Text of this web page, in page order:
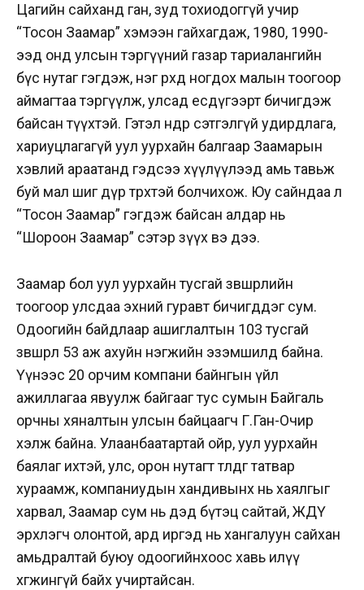
Цагийн сайханд ган, зуд тохиодоггүй учир
“Тосон Заамар” хэмээн гайхагдаж, 1980, 1990-
ээд онд улсын тэргүүний газар тариалангийн
бүс нутаг гэгдэж, нэг өрхөд ногдох малын тоогоор
аймагтаа тэргүүлж, улсад есдүгээрт бичигдэж
байсан түүхтэй. Гэтэл өнөөдөр сэтгэлгүй удирдлага,
хариуцлагагүй уул уурхайн балгаар Заамарын
хэвлий араатанд гэдсээ хүүлүүлээд амь тавьж
буй мал шиг дүр төрхтэй болчихож. Юу сайндаа л
“Тосон Заамар” гэгдэж байсан алдар нь
“Шороон Заамар” сэтэр зүүх вэ дээ.
Заамар бол уул уурхайн тусгай зөвшөөрлийн
тоогоор улсдаа эхний гуравт бичигддэг сум.
Одоогийн байдлаар ашиглалтын 103 тусгай
зөвшөөрөл 53 аж ахуйн нэгжийн эзэмшилд байна.
Үүнээс 20 орчим компани байнгын үйл
ажиллагаа явуулж байгааг тус сумын Байгаль
орчны хяналтын улсын байцаагч Г.Ган-Очир
хэлж байна. Улаанбаатартай ойр, уул уурхайн
баялаг ихтэй, улс, орон нутагт төлдөг татвар
хураамж, компаниудын хандивынх нь хаялгыг
харвал, Заамар сум нь дэд бүтэц сайтай, ЖДҮ
эрхлэгч олонтой, ард иргэд нь хангалуун сайхан
амьдралтай буюу одоогийнхоос хавь илүү
хөгжингүй байх учиртайсан.